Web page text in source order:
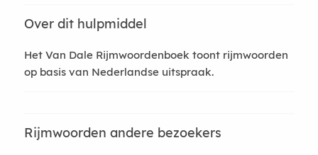
Over dit hulpmiddel
Het Van Dale Rijmwoordenboek toont rijmwoorden
op basis van Nederlandse uitspraak.
Rijmwoorden andere bezoekers